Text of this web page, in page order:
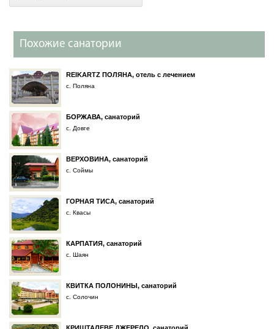
Похожие санатории
REIKARTZ ПОЛЯНА, отель с лечением
с. Поляна
БОРЖАВА, санаторий
с. Довге
ВЕРХОВИНА, санаторий
с. Соймы
ГОРНАЯ ТИСА, санаторий
с. Квасы
КАРПАТИЯ, санаторий
с. Шаян
КВИТКА ПОЛОНИНЫ, санаторий
с. Солочин